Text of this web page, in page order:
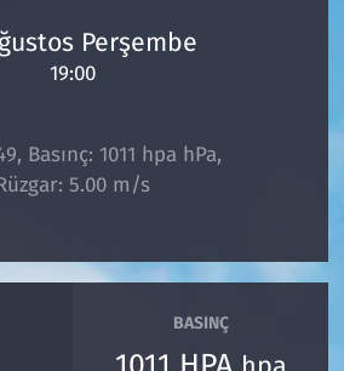
Perşembe
19:00
Basınç: 1011 hpa hPa,
5.00 m/s
BASINÇ